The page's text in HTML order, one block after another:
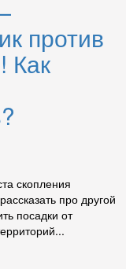
против
Как
скопления
про другой
посадки от